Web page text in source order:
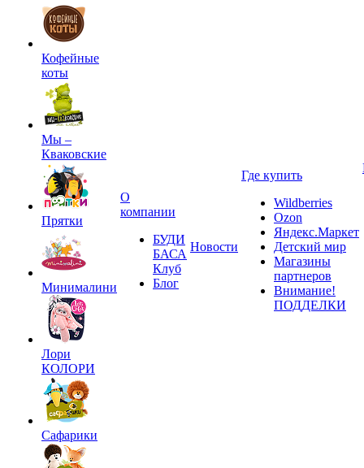
Кофейные
коты
Мы –
Кваковские
Прятки
Минималини
Лори
КОЛОРИ
Сафарики
О
компании
БУДИ
БАСА
Клуб
Блог
Новости
Где купить
Wildberries
Ozon
Яндекс.Маркет
Детский мир
Магазины
партнеров
Внимание!
ПОДДЕЛКИ